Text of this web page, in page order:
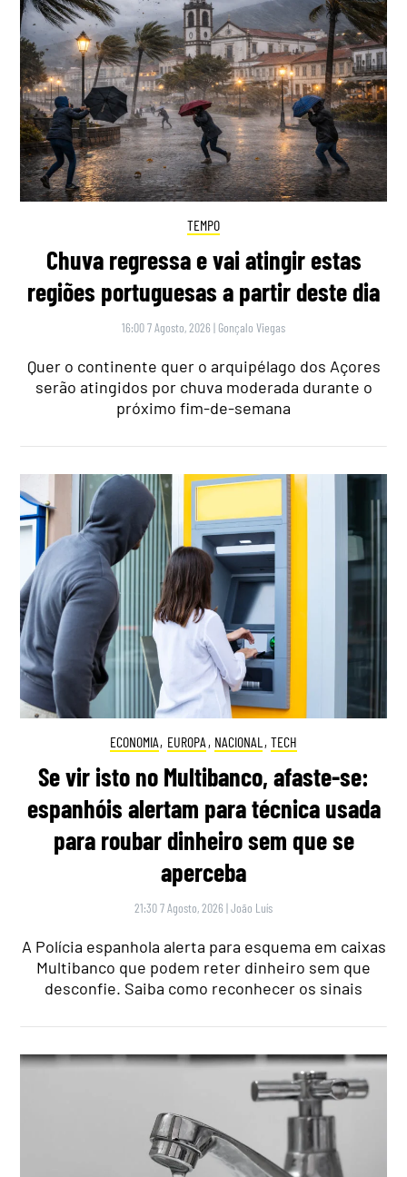
TEMPO
Chuva regressa e vai atingir estas
regiões portuguesas a partir deste dia
16:00 7 Agosto, 2026 | Gonçalo Viegas
Quer o continente quer o arquipélago dos Açores
serão atingidos por chuva moderada durante o
próximo fim-de-semana
ECONOMIA, EUROPA , NACIONAL , TECH
Se vir isto no Multibanco, afaste-se:
espanhóis alertam para técnica usada
para roubar dinheiro sem que se
aperceba
21:30 7 Agosto, 2026 |João Luís
A Polícia espanhola alerta para esquema em caixas
Multibanco que podem reter dinheiro sem que
desconfie. Saiba como reconhecer os sinais